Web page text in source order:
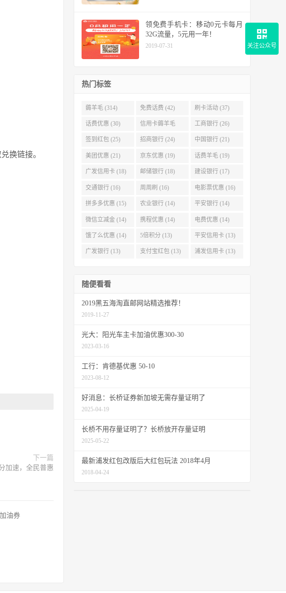
换链接。
下一篇
加速，全民普惠
油券
领免费手机卡：移动0元卡每月
32G流量，5元用一年！
2019-07-31
热门标签
薅羊毛 (314) 免费话费 (42) 刷卡活动 (37)
话费优惠 (30) 信用卡薅羊毛
(29)
工商银行 (26)
签到红包 (25) 招商银行 (24) 中国银行 (21)
美团优惠 (21) 京东优惠 (19) 话费羊毛 (19)
广发信用卡 (18) 邮储银行 (18) 建设银行 (17)
交通银行 (16) 周周刷 (16) 电影票优惠 (16)
拼多多优惠 (15) 农业银行 (14) 平安银行 (14)
微信立减金 (14) 携程优惠 (14) 电费优惠 (14)
饿了么优惠 (14) 5倍积分 (13) 平安信用卡 (13)
广发银行 (13) 支付宝红包 (13) 浦发信用卡 (13)
随便看看
2019黑五海淘直邮网站精选推荐！
2019-11-27
光大：阳光车主卡加油优惠300-30
2023-03-16
工行：肯德基优惠 50-10
2023-08-12
好消息：长桥证券新加坡无需存量证明了
2025-04-19
长桥不用存量证明了？长桥放开存量证明
2025-05-22
最新浦发红包改版后大红包玩法 2018年4月
2018-04-24
关注公众号